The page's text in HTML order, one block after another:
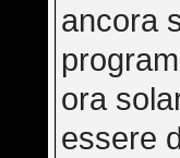
ancora
ora
essere